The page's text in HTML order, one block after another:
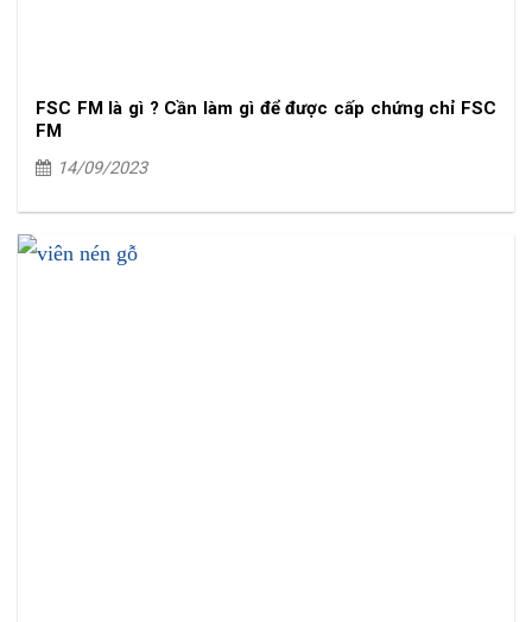
FSC FM là gì ? Cần làm gì để được cấp chứng chỉ FSC
FM
14/09/2023